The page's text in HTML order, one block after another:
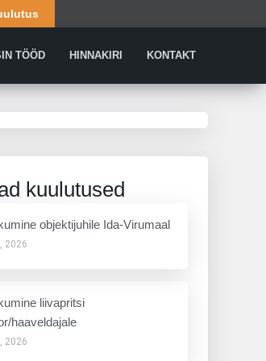
TÖÖD HINNAKIRI KONTAKT
kuulutused
objektijuhile Ida-Virumaal
2026
liivapritsi
haaveldajale
2026